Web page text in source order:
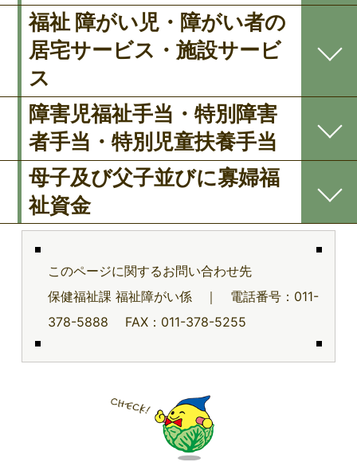
福祉 障がい児・障がい者の
居宅サービス・施設サービ
ス
障害児福祉手当・特別障害
者手当・特別児童扶養手当
母子及び父子並びに寡婦福
祉資金
このページに関するお問い合わせ先
保健福祉課 福祉障がい係 ｜ 電話番号：011-
378-5888 FAX：011-378-5255